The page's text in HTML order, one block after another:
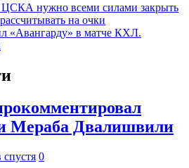
нужно всеми силами закрыть
на очки
«Авангарду» в матче КХЛ.
Мераба Двалишвили
спустя 0